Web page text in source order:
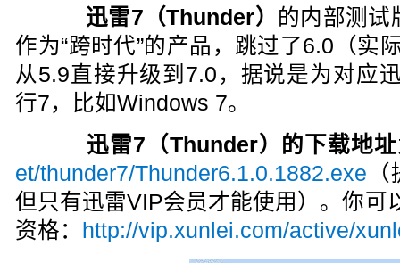
迅雷7（Thunder） 的内部测试
作为“跨时代”的产品，跳过了6.0（实
从5.9直接升级到7.0，据说是为对应
行7，比如Windows 7。
迅雷7（Thunder）的下载地址
et/thunder7/Thunder6.1.0.1882.exe
但只有迅雷VIP会员才能使用）。你可
资格：
http://vip.xunlei.com/active/